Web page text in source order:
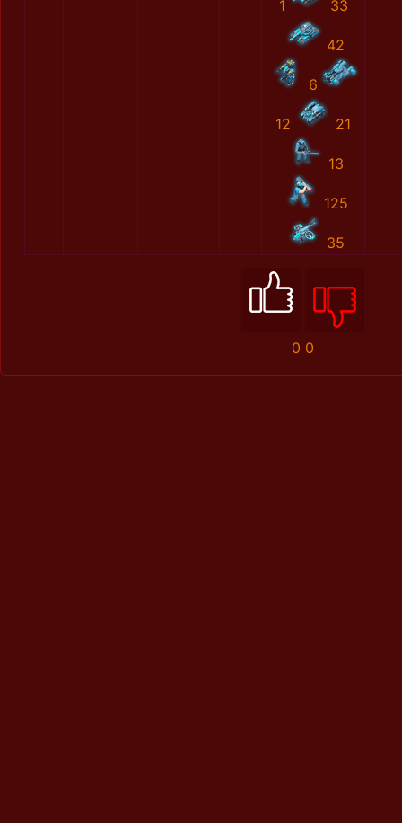
1 33
42
6
12 21
13
125
35
0 0